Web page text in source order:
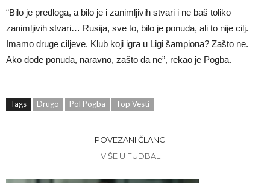
“Bilo je predloga, a bilo je i zanimljivih stvari i ne baš toliko
zanimljivih stvari… Rusija, sve to, bilo je ponuda, ali to nije cilj.
Imamo druge ciljeve. Klub koji igra u Ligi šampiona? Zašto ne.
Ako dođe ponuda, naravno, zašto da ne”, rekao je Pogba.
Tags Drugo Pol Pogba Top Vesti
POVEZANI ČLANCI
VIŠE U FUDBAL